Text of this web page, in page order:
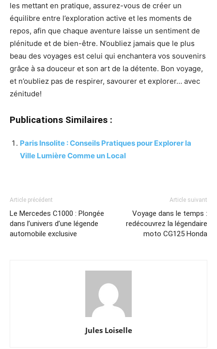
les mettant en pratique, assurez-vous de créer un
équilibre entre l’exploration active et les moments de
repos, afin que chaque aventure laisse un sentiment de
plénitude et de bien-être. N’oubliez jamais que le plus
beau des voyages est celui qui enchantera vos souvenirs
grâce à sa douceur et son art de la détente. Bon voyage,
et n’oubliez pas de respirer, savourer et explorer… avec
zénitude!
Publications Similaires :
Paris Insolite : Conseils Pratiques pour Explorer la
Ville Lumière Comme un Local
Article précédent
Le Mercedes C1000 : Plongée
dans l’univers d’une légende
automobile exclusive
Article suivant
Voyage dans le temps :
redécouvrez la légendaire
moto CG125 Honda
Jules Loiselle